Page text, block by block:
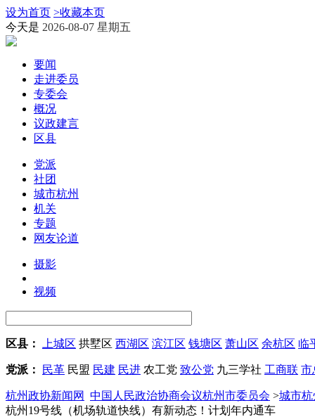
设为首页 >收藏本页
今天是 2026-08-07 星期五
要闻
走进委员
专委会
概况
议政建言
区县
党派
社团
城市杭州
机关
专题
网友论道
摄影
视频
区县： 上城区 拱墅区 西湖区 滨江区 钱塘区 萧山区 余杭区 临
党派： 民革 民盟 民建 民进 农工党 致公党 九三学社 工商联 市
杭州政协新闻网 中国人民政治协商会议杭州市委员会 >城市杭
杭州19号线（机场轨道快线）有新动态！计划年内通车